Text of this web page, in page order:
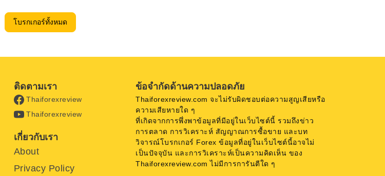
โบรกเกอร์ทั้งหมด
ติดตามเรา
Thaiforexreview
Thaiforexreview
เกี่ยวกับเรา
About
Privacy Policy
ข้อจำกัดด้านความปลอดภัย
Thaiforexreview.com จะไม่รับผิดชอบต่อความสูญเสียหรือ
ความเสียหายใด ๆ
ที่เกิดจากการพึ่งพาข้อมูลที่มีอยู่ในเว็บไซต์นี้ รวมถึงข่าว
การตลาด การวิเคราะห์ สัญญาณการซื้อขาย และบท
วิจารณ์โบรกเกอร์ Forex ข้อมูลที่อยู่ในเว็บไซต์นี้อาจไม่
เป็นปัจจุบัน และการวิเคราะห์เป็นความคิดเห็น ของ
Thaiforexreview.com ไม่มีการการันตีใด ๆ